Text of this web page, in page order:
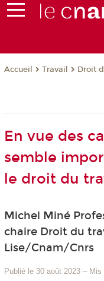
Accueil Travail Droit
En vue des
semble
le droit du
Michel Miné
chaire Droit du
Lise/Cnam/Cnrs
Publié le 30 août 2023 – Mis